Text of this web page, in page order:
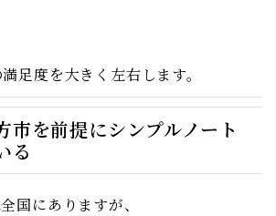
足度を大きく左右します。
を前提にシンプルノート
る
国にありますが、